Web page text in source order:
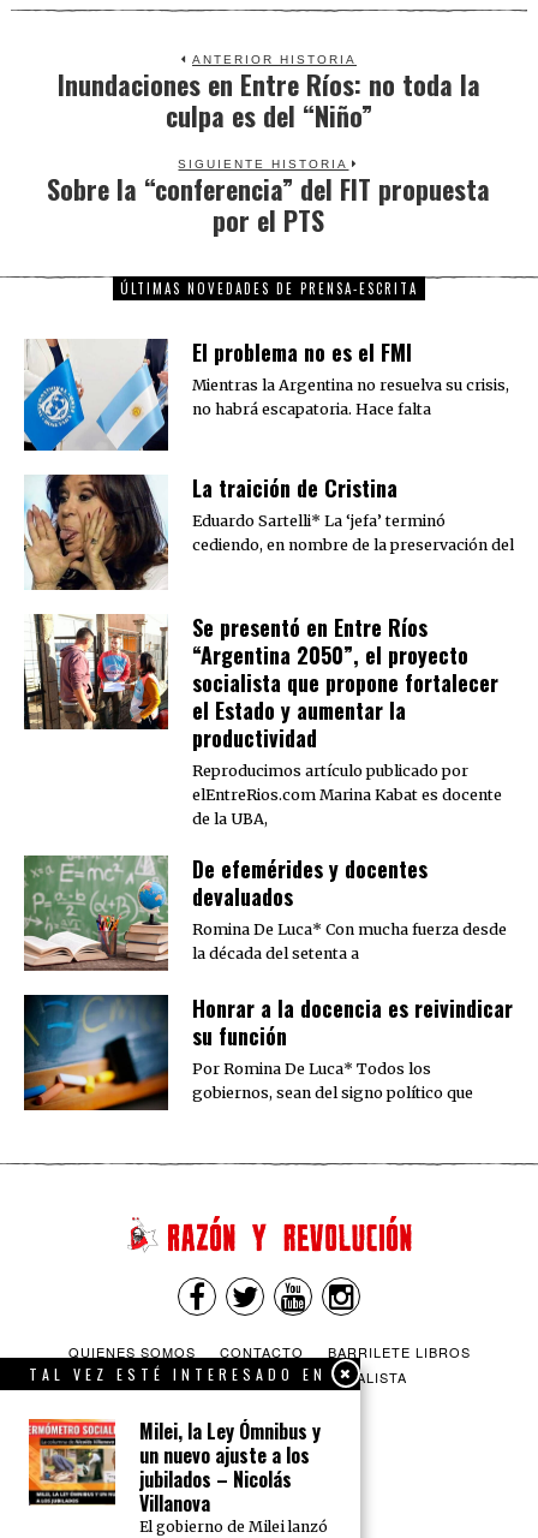
ANTERIOR HISTORIA
Previous
post:
Inundaciones en Entre Ríos: no toda la
culpa es del “Niño”
SIGUIENTE HISTORIA
Next
post:
Sobre la “conferencia” del FIT propuesta
por el PTS
ÚLTIMAS NOVEDADES DE PRENSA-ESCRITA
El problema no es el FMI
Mientras la Argentina no resuelva su crisis,
no habrá escapatoria. Hace falta
La traición de Cristina
Eduardo Sartelli* La ‘jefa’ terminó
cediendo, en nombre de la preservación del
Se presentó en Entre Ríos
“Argentina 2050”, el proyecto
socialista que propone fortalecer
el Estado y aumentar la
productividad
Reproducimos artículo publicado por
elEntreRios.com Marina Kabat es docente
de la UBA,
De efemérides y docentes
devaluados
Romina De Luca* Con mucha fuerza desde
la década del setenta a
​Honrar a la docencia es reivindicar
su función
Por Romina De Luca* Todos los
gobiernos, sean del signo político que
QUIENES SOMOS CONTACTO
BARRILETE LIBROS
CEICS
ENGLISH VÍA SOCIALISTA
TAL VEZ ESTÉ INTERESADO EN
Milei, la Ley Ómnibus y
un nuevo ajuste a los
jubilados – Nicolás
Villanova
El gobierno de Milei lanzó